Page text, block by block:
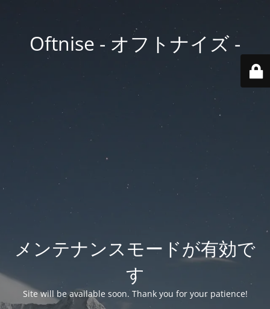
Oftnise - オフトナイズ -
メンテナンスモードが有効で
す
Site will be available soon. Thank you for your patience!